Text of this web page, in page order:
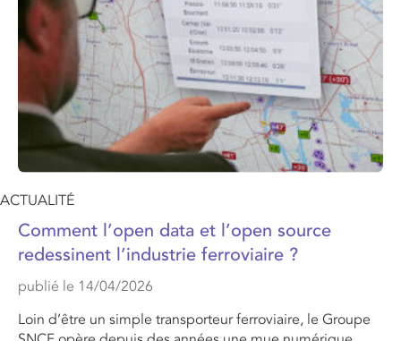
ACTUALITÉ
Comment l’open data et l’open source
redessinent l’industrie ferroviaire ?
publié le 14/04/2026
Loin d’être un simple transporteur ferroviaire, le Groupe